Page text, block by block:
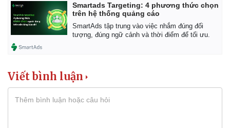
Smartads Targeting: 4 phương thức chọn
trên hệ thống quảng cáo
SmartAds tập trung vào việc nhắm đúng đối
tượng, đúng ngữ cảnh và thời điểm để tối ưu.
Viết bình luận